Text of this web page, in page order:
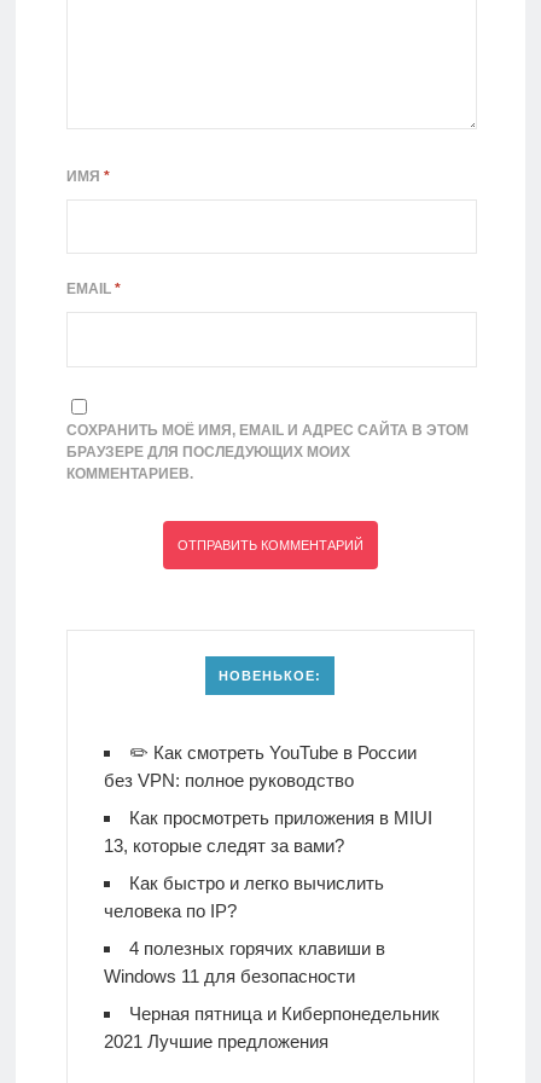
ИМЯ *
EMAIL *
СОХРАНИТЬ МОЁ ИМЯ, EMAIL И АДРЕС САЙТА В ЭТОМ
БРАУЗЕРЕ ДЛЯ ПОСЛЕДУЮЩИХ МОИХ
КОММЕНТАРИЕВ.
НОВЕНЬКОЕ:
✏️ Как смотреть YouTube в России
без VPN: полное руководство
Как просмотреть приложения в MIUI
13, которые следят за вами?
Как быстро и легко вычислить
человека по IP?
4 полезных горячих клавиши в
Windows 11 для безопасности
Черная пятница и Киберпонедельник
2021 Лучшие предложения